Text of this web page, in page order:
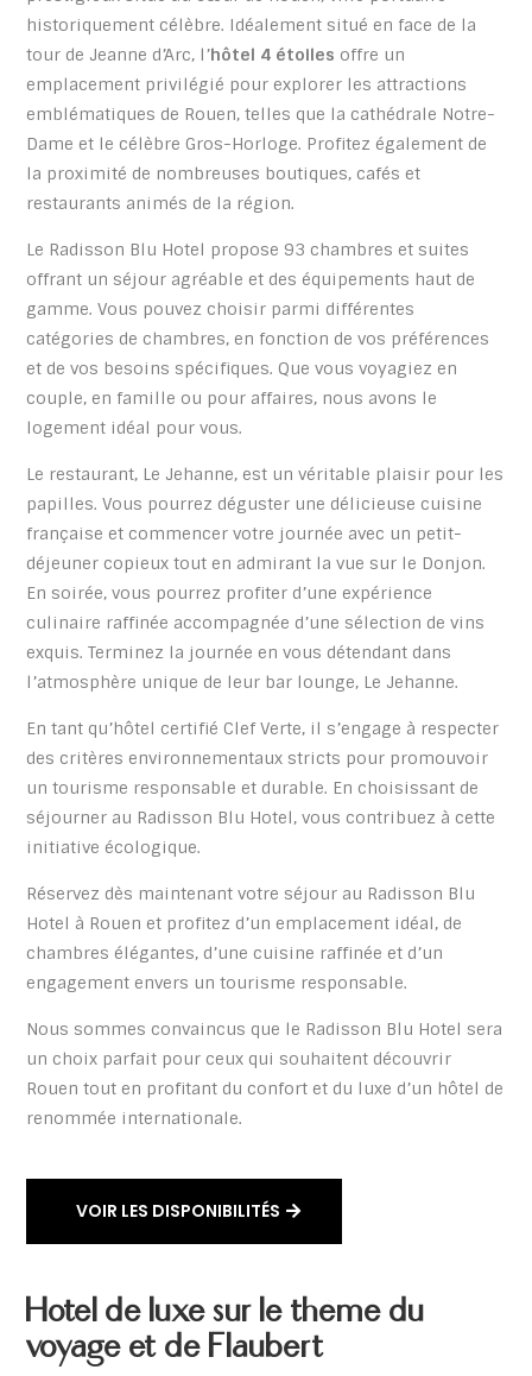
historiquement célèbre. Idéalement situé en face de la
tour de Jeanne d’Arc, l’hôtel 4 étoiles offre un
emplacement privilégié pour explorer les attractions
emblématiques de Rouen, telles que la cathédrale Notre-
Dame et le célèbre Gros-Horloge. Profitez également de
la proximité de nombreuses boutiques, cafés et
restaurants animés de la région.
Le Radisson Blu Hotel propose 93 chambres et suites
offrant un séjour agréable et des équipements haut de
gamme. Vous pouvez choisir parmi différentes
catégories de chambres, en fonction de vos préférences
et de vos besoins spécifiques. Que vous voyagiez en
couple, en famille ou pour affaires, nous avons le
logement idéal pour vous.
Le restaurant, Le Jehanne, est un véritable plaisir pour les
papilles. Vous pourrez déguster une délicieuse cuisine
française et commencer votre journée avec un petit-
déjeuner copieux tout en admirant la vue sur le Donjon.
En soirée, vous pourrez profiter d’une expérience
culinaire raffinée accompagnée d’une sélection de vins
exquis. Terminez la journée en vous détendant dans
l’atmosphère unique de leur bar lounge, Le Jehanne.
En tant qu’hôtel certifié Clef Verte, il s’engage à respecter
des critères environnementaux stricts pour promouvoir
un tourisme responsable et durable. En choisissant de
séjourner au Radisson Blu Hotel, vous contribuez à cette
initiative écologique.
Réservez dès maintenant votre séjour au Radisson Blu
Hotel à Rouen et profitez d’un emplacement idéal, de
chambres élégantes, d’une cuisine raffinée et d’un
engagement envers un tourisme responsable.
Nous sommes convaincus que le Radisson Blu Hotel sera
un choix parfait pour ceux qui souhaitent découvrir
Rouen tout en profitant du confort et du luxe d’un hôtel de
renommée internationale.
VOIR LES DISPONIBILITÉS
Hotel de luxe sur le thème du
voyage et de Flaubert